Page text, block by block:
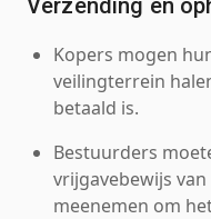
Kopers mogen
veilingterrein
betaald is.
Bestuurders
vrijgavebewijs
meenemen om